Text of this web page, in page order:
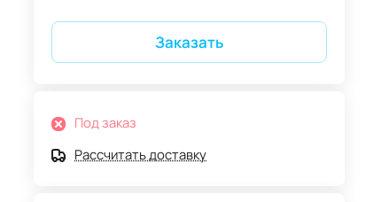
Заказать
Под заказ
Рассчитать доставку